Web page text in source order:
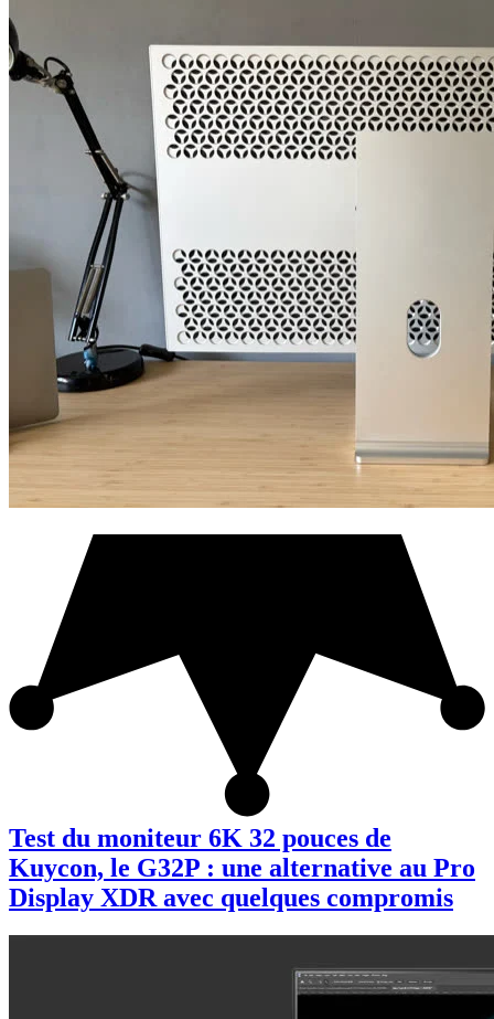
Test du moniteur 6K 32 pouces de
Kuycon, le G32P : une alternative au Pro
Display XDR avec quelques compromis